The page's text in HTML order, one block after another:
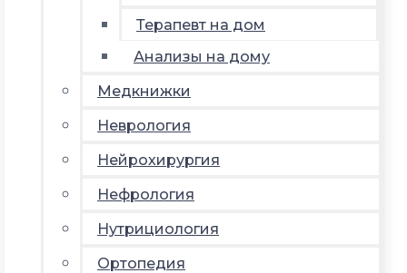
Терапевт на дом
Анализы на дому
Медкнижки
Неврология
Нейрохирургия
Нефрология
Нутрициология
Ортопедия